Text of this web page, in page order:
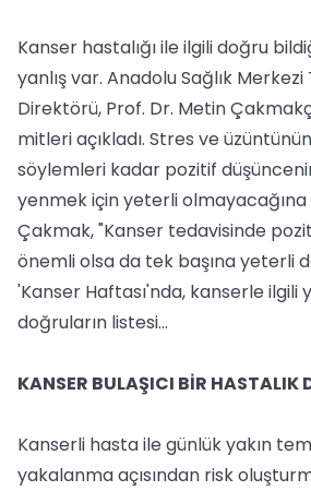
Kanser hastalığı ile ilgili doğru
yanlış var. Anadolu Sağlık
Direktörü, Prof. Dr. Metin
mitleri açıkladı. Stres ve
söylemleri kadar pozitif
yenmek için yeterli
Çakmak, "Kanser tedavisinde
önemli olsa da tek başına yeterli
'Kanser Haftası'nda, kanserle ilgili
doğruların listesi...
KANSER BULAŞICI BİR HASTALIK
Kanserli hasta ile günlük yakın
yakalanma açısından risk